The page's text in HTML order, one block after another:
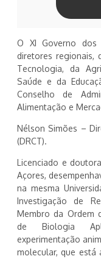
O XI Governo
diretores regionais,
Tecnologia, da
Saúde e da
Conselho de
Alimentação e
Nélson Simões –
(DRCT).
Licenciado e
Açores,
na mesma
Investigação de
Membro da Ordem
de Biologia
experimentação
molecular, que está